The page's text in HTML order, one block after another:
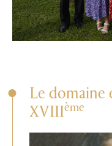
Le domaine
XVIIIème